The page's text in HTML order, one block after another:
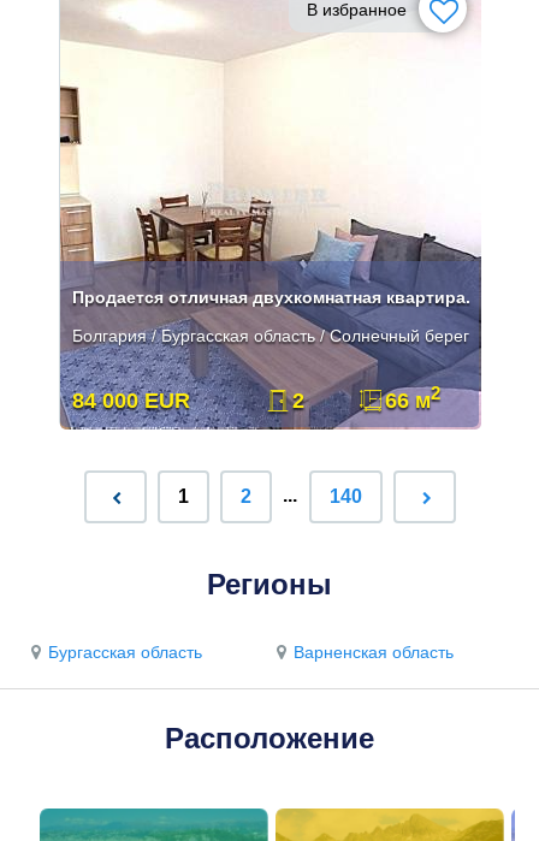
В избранное
Продается отличная двухкомнатная квартира.
Болгария / Бургасская область / Солнечный берег
84 000 EUR 2 66 м2
1 2 ... 140
Регионы
Бургасская область Варненская область
Расположение